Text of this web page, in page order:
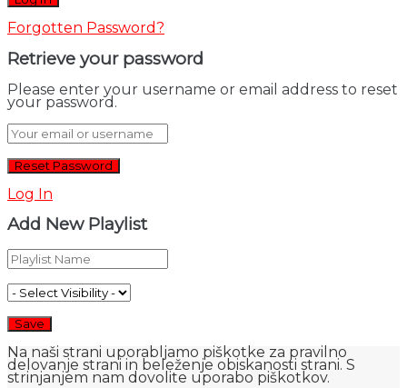
Forgotten Password?
Retrieve your password
Please enter your username or email address to reset
your password.
Log In
Add New Playlist
Na naši strani uporabljamo piškotke za pravilno
delovanje strani in beleženje obiskanosti strani. S
strinjanjem nam dovolite uporabo piškotkov.